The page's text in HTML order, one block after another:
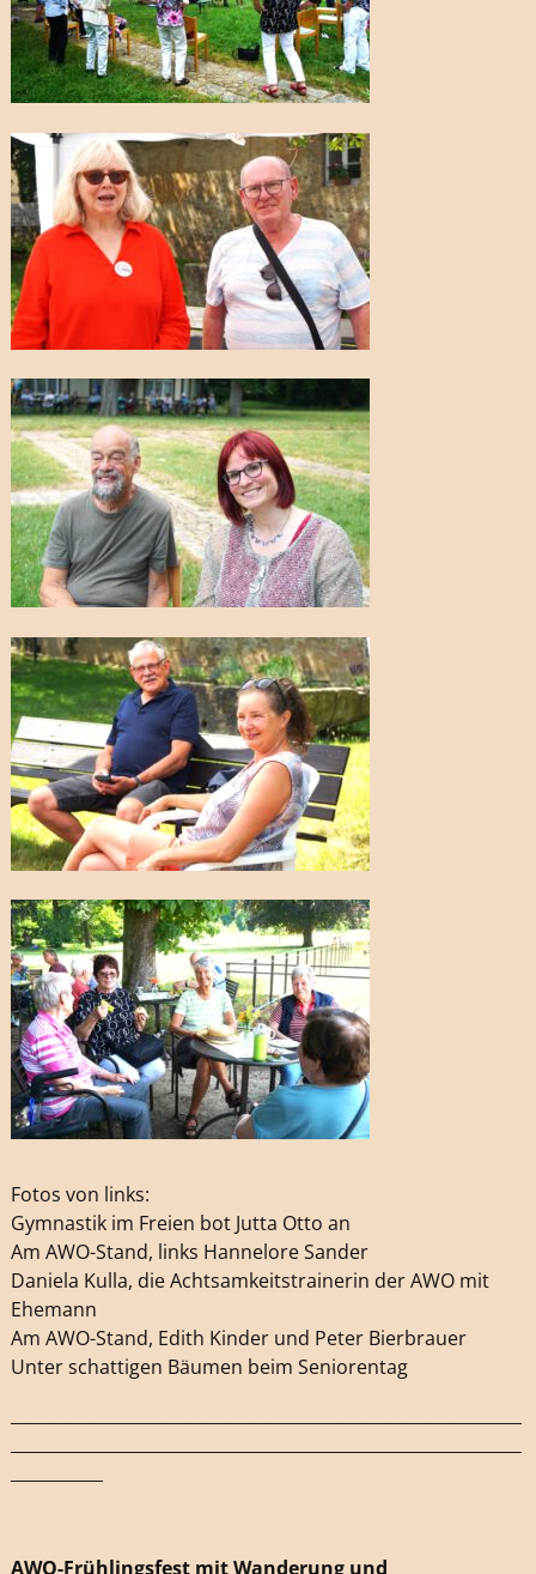
Fotos von links:
Gymnastik im Freien bot Jutta Otto an
Am AWO-Stand, links Hannelore Sander
Daniela Kulla, die Achtsamkeitstrainerin der AWO mit
Ehemann
Am AWO-Stand, Edith Kinder und Peter Bierbrauer
Unter schattigen Bäumen beim Seniorentag
AWO-Frühlingsfest mit Wanderung und